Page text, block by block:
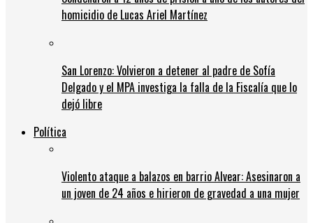
homicidio de Lucas Ariel Martínez
San Lorenzo: Volvieron a detener al padre de Sofía
Delgado y el MPA investiga la falla de la Fiscalía que lo
dejó libre
Política
Violento ataque a balazos en barrio Alvear: Asesinaron a
un joven de 24 años e hirieron de gravedad a una mujer